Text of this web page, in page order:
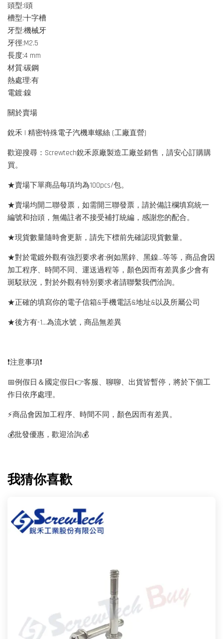
頭型:I頭
槽型:十字槽
牙型:機械牙
牙徑:M2.5
長度:4 mm
材質:碳鋼
熱處理:有
電鍍:鎳
關於賣場
銳禾 | 精密特殊電子汽機車螺絲 (工廠直營)
歡迎搜尋：Screwtech銳禾原廠製造工廠並銷售，請安心訂購購
買。
★賣場下單商品每項均為100pcs/包。
★賣場均開二聯發票，如需開三聯發票，請於備註欄填寫統一
編號和抬頭，無備註者不接受補打統編，感謝您的配合。
★現貨數量隨時會更新，請先下標前先確認現貨數量。
★對於電鍍外觀有強烈要求者:例如黑鋅、黑鎳...等等，商品會因
加工程序、時間不同、運送過程等，顏色因而有差異多少會有
斑駁狀況，對於外觀有特別要求者請聯繫我們洽詢。
★正確的填寫你的電子信箱&手機電話&地址&以及所屬公司
★後方有-1…為流水號，商品無差異
❗️注意事項❗️
📅例假日＆國定假日👉客服、聊聊、出貨皆暫停，將於下個工
作日依序處理。
⚡️商品會因加工程序、時間不同，顏色因而有差異。
💰批發優惠，歡迎洽詢💰
我猜你喜歡